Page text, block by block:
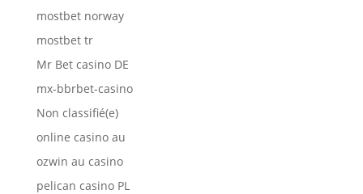
mostbet norway
mostbet tr
Mr Bet casino DE
mx-bbrbet-casino
Non classifié(e)
online casino au
ozwin au casino
pelican casino PL